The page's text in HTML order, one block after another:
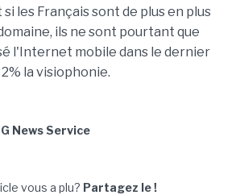
les Français sont de plus en plus
ils ne sont pourtant que
l'Internet mobile dans le dernier
la visiophonie.
News Service
vous a plu? Partagez le !